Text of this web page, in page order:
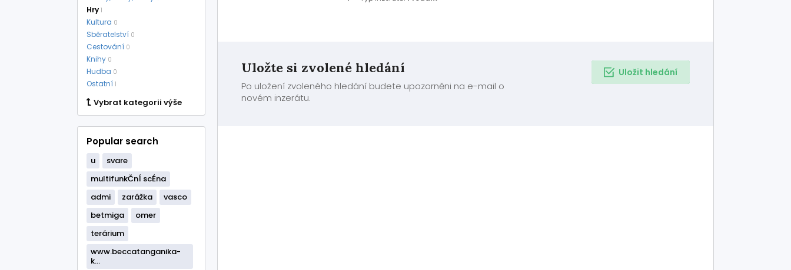
Hry 1
Kultura 0
Sběratelství 0
Cestování 0
Knihy 0
Hudba 0
Ostatní 1
Vybrat kategorii výše
Popular search
u
svare
multifunkČnÍ scÉna
admi
zarážka
vasco
betmiga
omer
terárium
www.beccatanganika-
k...
Uložte si zvolené hledání
Po uložení zvoleného hledání budete upozorněni na e-mail o
novém inzerátu.
Uložit hledání